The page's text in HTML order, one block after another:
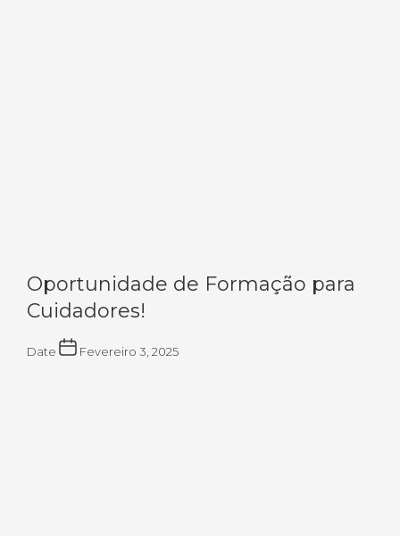
Oportunidade de Formação para
Cuidadores!
Date Fevereiro 3, 2025